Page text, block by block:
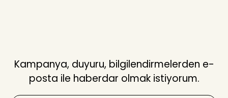
Kampanya, duyuru, bilgilendirmelerden e-
posta ile haberdar olmak istiyorum.